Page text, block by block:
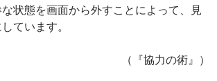
状態を画面から外すことによって、見
ています。
（『協力の術』）